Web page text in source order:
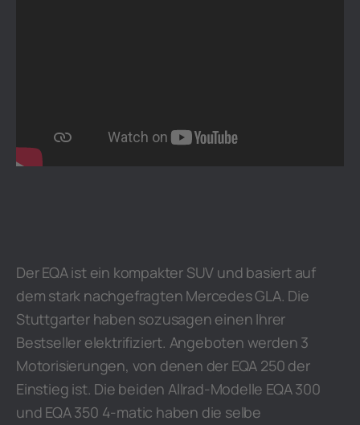
Der EQA ist ein kompakter SUV und basiert auf
dem stark nachgefragten Mercedes GLA. Die
Stuttgarter haben sozusagen einen Ihrer
Bestseller elektrifiziert. Angeboten werden 3
Motorisierungen, von denen der EQA 250 der
Einstieg ist. Die beiden Allrad-Modelle EQA 300
und EQA 350 4-matic haben die selbe